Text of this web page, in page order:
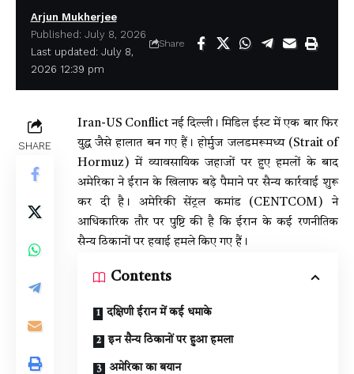
Last updated: July 8,
2026 12:39 pm
Arjun Mukherjee
Published: July 8, 2026
Share
SHARE
Iran-US Conflict नई दिल्ली। मिडिल ईस्ट में एक बार फिर
युद्ध जैसे हालात बन गए हैं। होर्मुज जलडमरूमध्य (Strait of
Hormuz) में व्यावसायिक जहाजों पर हुए हमलों के बाद
अमेरिका ने ईरान के खिलाफ बड़े पैमाने पर सैन्य कार्रवाई शुरू
कर दी है। अमेरिकी सेंट्रल कमांड (CENTCOM) ने
आधिकारिक तौर पर पुष्टि की है कि ईरान के कई रणनीतिक
सैन्य ठिकानों पर हवाई हमले किए गए हैं।
Contents
दक्षिणी ईरान में कई धमाके
इन सैन्य ठिकानों पर हुआ हमला
अमेरिका का बयान